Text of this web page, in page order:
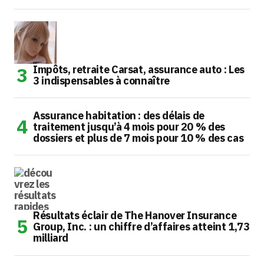
Impôts, retraite Carsat, assurance auto : Les
3 indispensables à connaître
Assurance habitation : des délais de
traitement jusqu’à 4 mois pour 20 % des
dossiers et plus de 7 mois pour 10 % des cas
Résultats éclair de The Hanover Insurance
Group, Inc. : un chiffre d’affaires atteint 1,73
milliard